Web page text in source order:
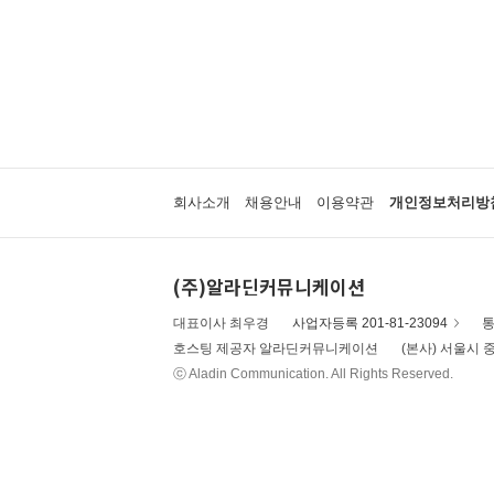
회사소개 채용안내 이용약관 개인정보처리방
(주)알라딘커뮤니케이션
대표이사 최우경 사업자등록 201-81-23094
호스팅 제공자 알라딘커뮤니케이션
(본사) 서울시
ⓒ Aladin Communication. All Rights Reserved.